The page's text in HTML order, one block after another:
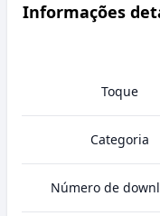
Informações
Toque
Categoria
Número de